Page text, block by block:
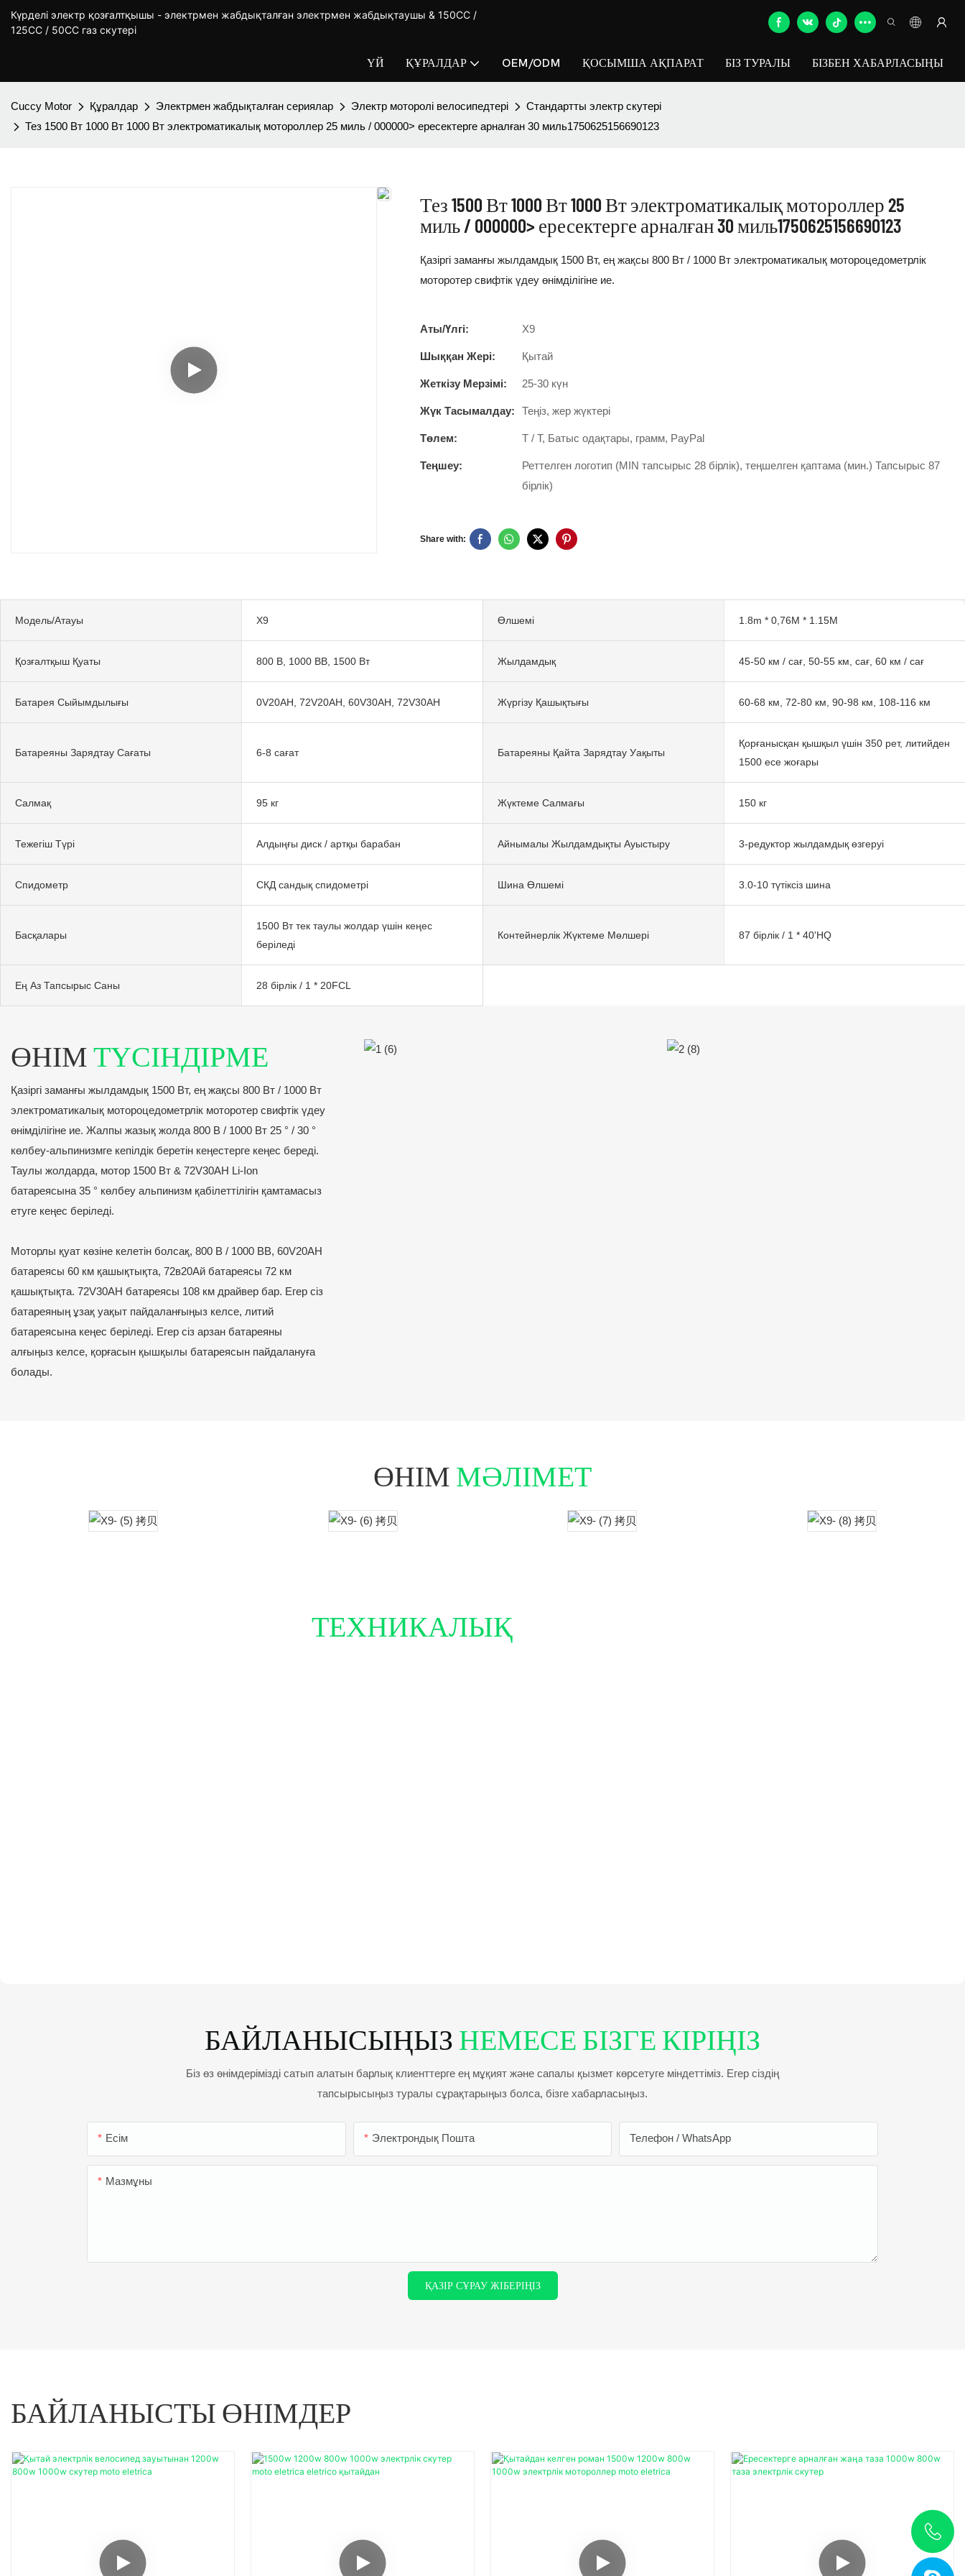
Күрделі электр қозғалтқышы - электрмен жабдықталған электрмен жабдықтаушы & 150CC /
125CC / 50CC газ скутері
ҮЙ ҚҰРАЛДАР OEM/ODM ҚОСЫМША АҚПАРАТ БІЗ ТУРАЛЫ БІЗБЕН ХАБАРЛАСЫҢЫ
Cuccy Motor Құралдар Электрмен жабдықталған сериялар Электр моторолі велосипедтері
Стандартты электр скутері
Тез 1500 Вт 1000 Вт 1000 Вт электроматикалық мотороллер 25 миль / 000000> ересектерге арналған 30 миль1750625156690123
Тез 1500 Вт 1000 Вт 1000 Вт электроматикалық мотороллер 25
миль / 000000> ересектерге арналған 30 миль1750625156690123
Қазіргі заманғы жылдамдық 1500 Вт, ең жақсы 800 Вт / 1000 Вт электроматикалық мотороцедометрлік
моторотер свифтік үдеу өнімділігіне ие.
Аты/Үлгі: X9
Шыққан Жері: Қытай
Жеткізу Мерзімі: 25-30 күн
Жүк Тасымалдау: Теңіз, жер жүктері
Төлем: T / T, Батыс одақтары, грамм, PayPal
Теңшеу:
Реттелген логотип (MIN тапсырыс 28 бірлік), теңшелген қаптама (мин.) Тапсырыс 87
бірлік)
Share with:
Модель/Атауы X9 Өлшемі 1.8m * 0,76M * 1.15M
Қозғалтқыш Қуаты 800 В, 1000 ВВ, 1500 Вт Жылдамдық 45-50 км / сағ, 50-55 км, сағ, 60 км / сағ
Батарея Сыйымдылығы 0V20AH, 72V20AH, 60V30AH, 72V30AH Жүргізу Қашықтығы 60-68 км, 72-80 км, 90-98 км, 108-116 км
Батареяны Зарядтау Сағаты 6-8 сағат Батареяны Қайта Зарядтау Уақыты
Қорғанысқан қышқыл үшін 350 рет, литийден
1500 есе жоғары
Салмақ 95 кг Жүктеме Салмағы 150 кг
Тежегіш Түрі Алдыңғы диск / артқы барабан Айнымалы Жылдамдықты Ауыстыру 3-редуктор жылдамдық өзгеруі
Спидометр СКД сандық спидометрі Шина Өлшемі 3.0-10 түтіксіз шина
Басқалары
1500 Вт тек таулы жолдар үшін кеңес
беріледі
Контейнерлік Жүктеме Мөлшері 87 бірлік / 1 * 40'HQ
Ең Аз Тапсырыс Саны 28 бірлік / 1 * 20FCL
ӨНІМТҮСІНДІРМЕ
Қазіргі заманғы жылдамдық 1500 Вт, ең жақсы 800 Вт / 1000 Вт
электроматикалық мотороцедометрлік моторотер свифтік үдеу
өнімділігіне ие. Жалпы жазық жолда 800 В / 1000 Вт 25 ° / 30 °
көлбеу-альпинизмге кепілдік беретін кеңестерге кеңес береді.
Таулы жолдарда, мотор 1500 Вт & 72V30AH Li-Ion
батареясына 35 ° көлбеу альпинизм қабілеттілігін қамтамасыз
етуге кеңес беріледі.
Моторлы қуат көзіне келетін болсақ, 800 В / 1000 ВВ, 60V20AH
батареясы 60 км қашықтықта, 72в20Ай батареясы 72 км
қашықтықта. 72V30AH батареясы 108 км драйвер бар. Егер сіз
батареяның ұзақ уақыт пайдаланғыңыз келсе, литий
батареясына кеңес беріледі. Егер сіз арзан батареяны
алғыңыз келсе, қорғасын қышқылы батареясын пайдалануға
болады.
ӨНІМ МӘЛІМЕТ
ТЕХНИКАЛЫҚ
БАЙЛАНЫСЫҢЫЗ НЕМЕСЕ БІЗГЕ КІРІҢІЗ
Біз өз өнімдерімізді сатып алатын барлық клиенттерге ең мұқият және сапалы қызмет көрсетуге міндеттіміз. Егер сіздің
тапсырысыңыз туралы сұрақтарыңыз болса, бізге хабарласыңыз.
Есім Электрондық Пошта Телефон / WhatsApp
Мазмұны
ҚАЗІР СҰРАУ ЖІБЕРІҢІЗ
БАЙЛАНЫСТЫ ӨНІМДЕР